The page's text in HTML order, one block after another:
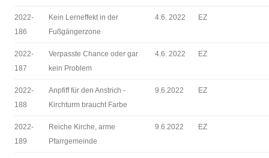
2022-
186
Kein Lerneffekt in der
Fußgängerzone
4.6. 2022 EZ
2022-
187
Verpasste Chance oder gar
kein Problem
4.6. 2022 EZ
2022-
188
Anpfiff für den Anstrich -
Kirchturm braucht Farbe
9.6.2022 EZ
2022-
189
Reiche Kirche, arme
Pfarrgemeinde
9.6.2022 EZ